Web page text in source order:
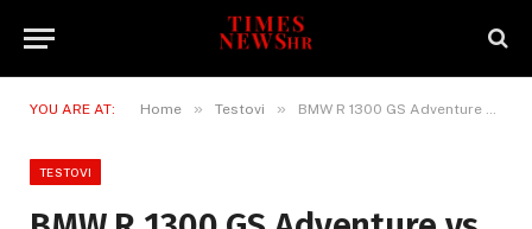
YOU ARE AT: Home » Testovi » BMW R 1300 GS Adventure vs. Ducati Multistrada V4 Rally
TESTOVI